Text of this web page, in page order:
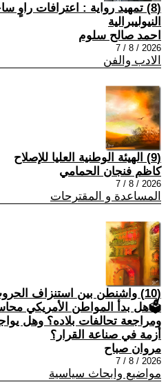
(8) تمهيد رواية : اعترافات راوٍ
النيوليبرالية
احمد صالح سلوم
2026 / 8 / 7
الادب والفن
(9) الهيئة الوطنية العليا للإصلاح
كاظم فنجان الحمامي
2026 / 8 / 7
المساعدة و المقترحات
(10) واشنطن بين استنزاف
🗳هل بدأ المواطن الأمريكي
ومراجعة تحالفات بلاده؟ وهل
أزمة في صناعة القرار؟
مروان صباح
2026 / 8 / 7
مواضيع وابحاث سياسية